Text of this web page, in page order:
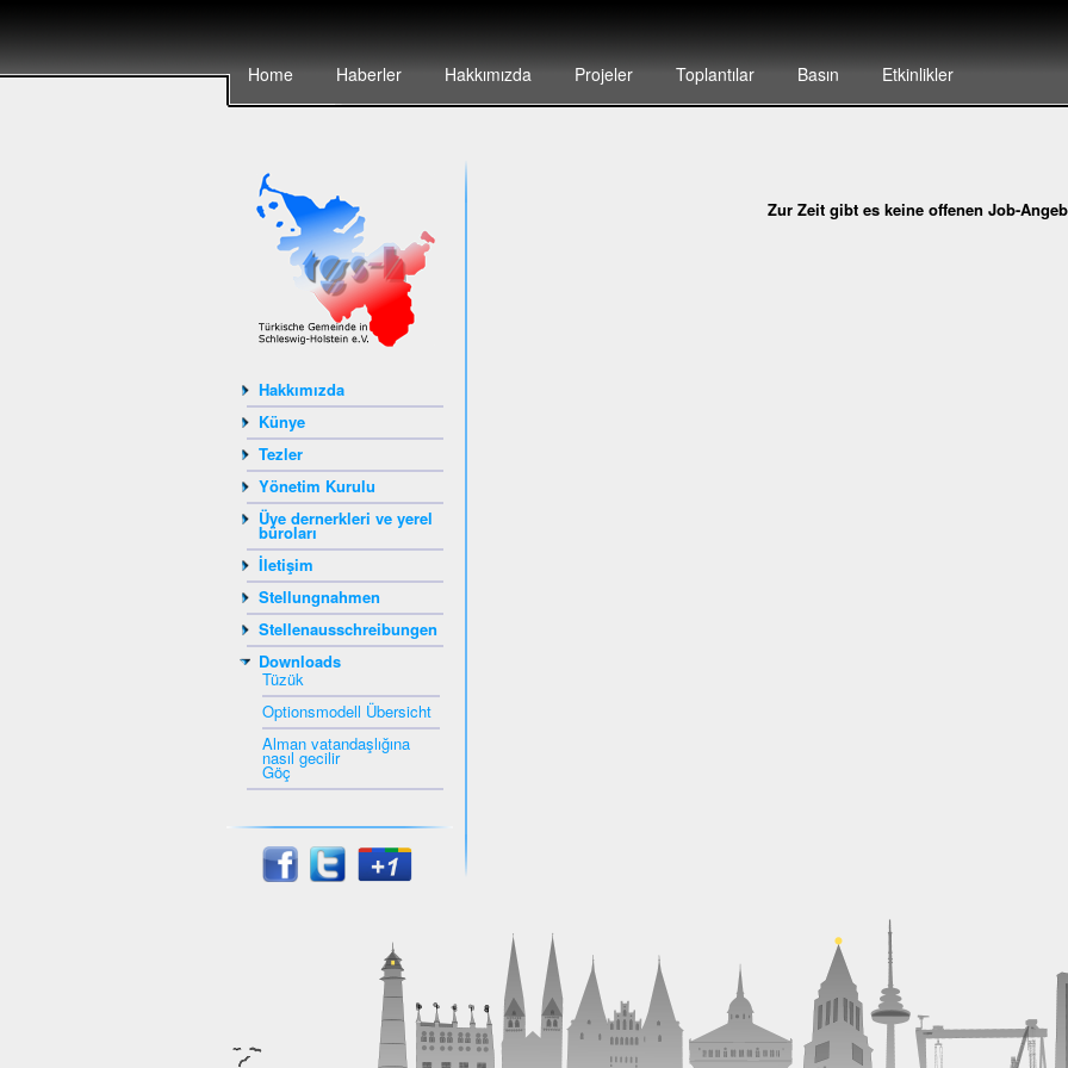
Home Haberler Hakkımızda Projeler Toplantılar Basın Etkinlikler
Hakkımızda
Künye
Tezler
Yönetim Kurulu
Üye dernerkleri ve yerel
büroları
İletişim
Stellungnahmen
Stellenausschreibungen
Downloads
Tüzük
Optionsmodell Übersicht
Alman vatandaşlığına
nasıl gecilir
Göç
Zur Zeit gibt es keine offenen Job-